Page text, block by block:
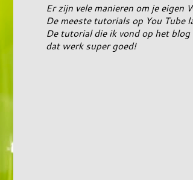
Er zijn vele manieren om je eigen
De meeste tutorials op You Tube
De tutorial die ik vond op het blog
dat werk super goed!